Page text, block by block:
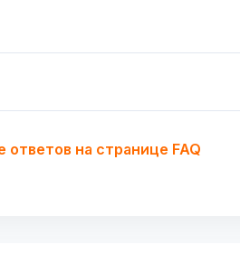
ответов на странице FAQ